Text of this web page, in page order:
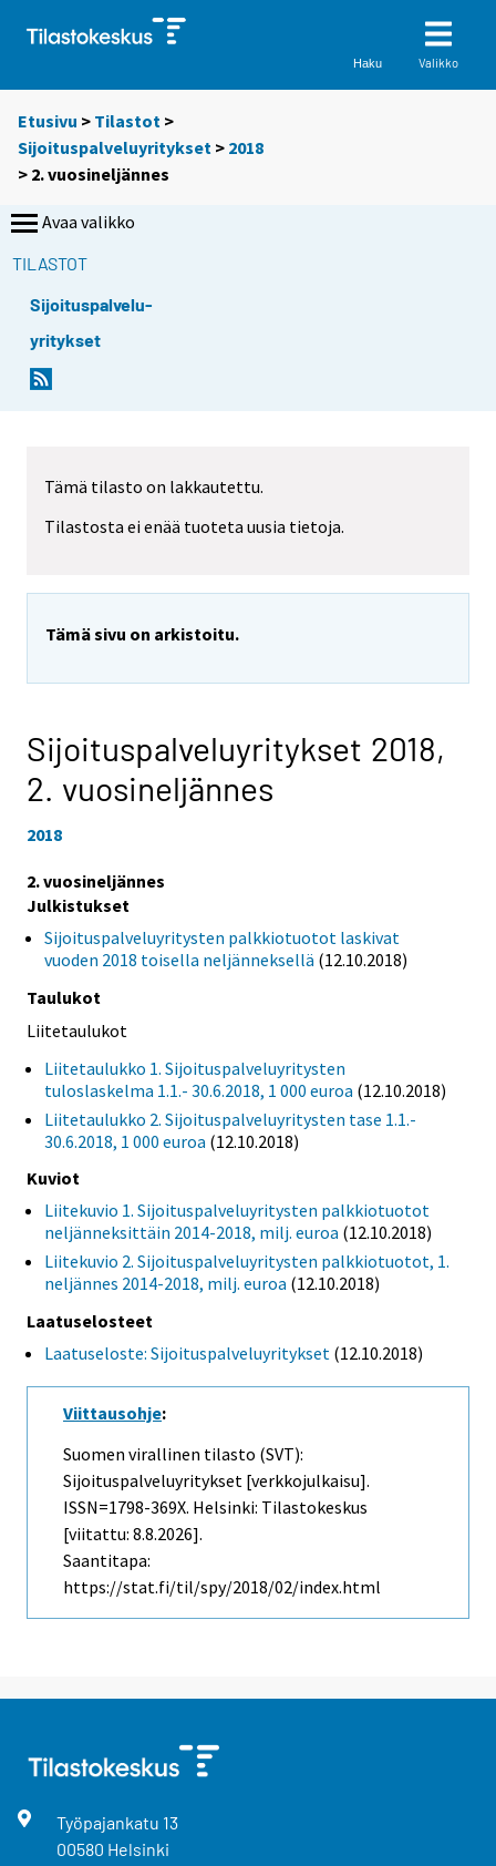
Haku Valikko
Etusivu > Tilastot >
Sijoituspalveluyritykset > 2018
> 2. vuosineljännes
Avaa valikko
TILASTOT
Sijoituspalvelu-
yritykset
Tämä tilasto on lakkautettu.
Tilastosta ei enää tuoteta uusia tietoja.
Tämä sivu on arkistoitu.
Sijoituspalveluyritykset 2018,
2. vuosineljännes
2018
2. vuosineljännes
Julkistukset
Sijoituspalveluyritysten palkkiotuotot laskivat
vuoden 2018 toisella neljänneksellä (12.10.2018)
Taulukot
Liitetaulukot
Liitetaulukko 1. Sijoituspalveluyritysten
tuloslaskelma 1.1.- 30.6.2018, 1 000 euroa (12.10.2018)
Liitetaulukko 2. Sijoituspalveluyritysten tase 1.1.-
30.6.2018, 1 000 euroa (12.10.2018)
Kuviot
Liitekuvio 1. Sijoituspalveluyritysten palkkiotuotot
neljänneksittäin 2014-2018, milj. euroa (12.10.2018)
Liitekuvio 2. Sijoituspalveluyritysten palkkiotuotot, 1.
neljännes 2014-2018, milj. euroa (12.10.2018)
Laatuselosteet
Laatuseloste: Sijoituspalveluyritykset (12.10.2018)
Viittausohje:
Suomen virallinen tilasto (SVT):
Sijoituspalveluyritykset [verkkojulkaisu].
ISSN=1798-369X. Helsinki: Tilastokeskus
[viitattu: 8.8.2026].
Saantitapa:
https://stat.fi/til/spy/2018/02/index.html
Työpajankatu 13
00580 Helsinki